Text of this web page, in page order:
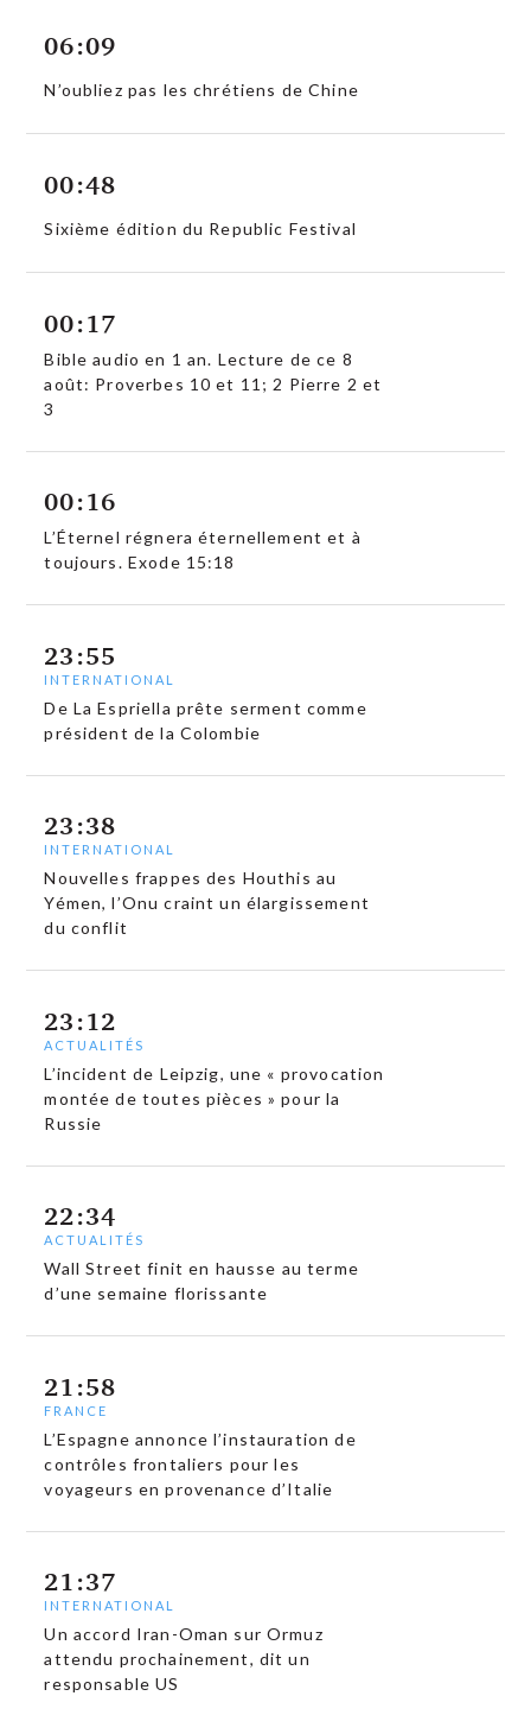
06:09
N’oubliez pas les chrétiens de Chine
00:48
Sixième édition du Republic Festival
00:17
Bible audio en 1 an. Lecture de ce 8
août: Proverbes 10 et 11; 2 Pierre 2 et
3
00:16
L’Éternel régnera éternellement et à
toujours. Exode 15:18
23:55
INTERNATIONAL
De La Espriella prête serment comme
président de la Colombie
23:38
INTERNATIONAL
Nouvelles frappes des Houthis au
Yémen, l’Onu craint un élargissement
du conflit
23:12
ACTUALITÉS
L’incident de Leipzig, une « provocation
montée de toutes pièces » pour la
Russie
22:34
ACTUALITÉS
Wall Street finit en hausse au terme
d’une semaine florissante
21:58
FRANCE
L’Espagne annonce l’instauration de
contrôles frontaliers pour les
voyageurs en provenance d’Italie
21:37
INTERNATIONAL
Un accord Iran-Oman sur Ormuz
attendu prochainement, dit un
responsable US